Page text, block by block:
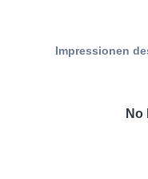
Impressionen
No